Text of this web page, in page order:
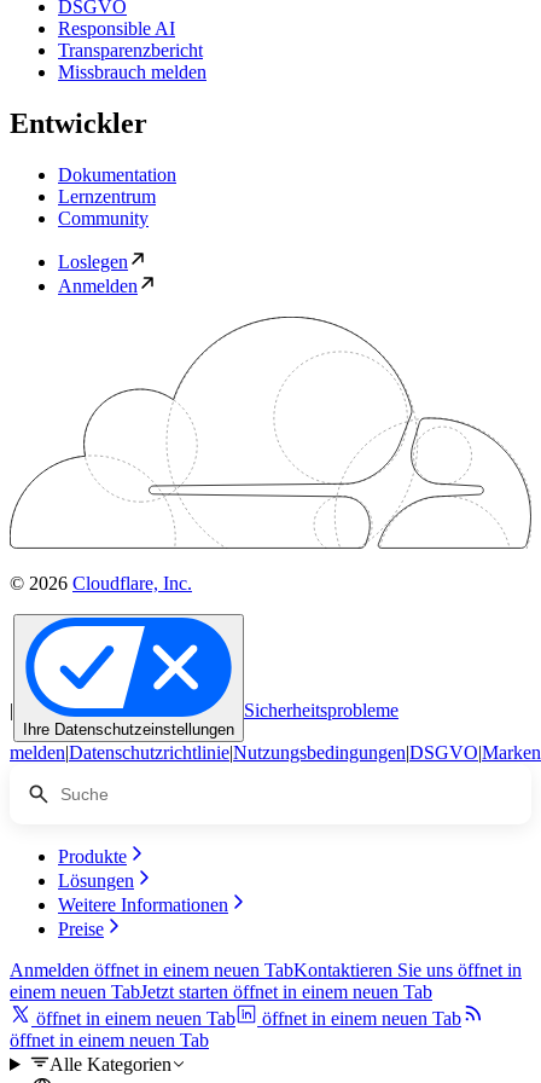
DSGVO
Responsible AI
Transparenzbericht
Missbrauch melden
Entwickler
Dokumentation
Lernzentrum
Community
Loslegen
Anmelden
© 2026 Cloudflare, Inc.
|
Ihre Datenschutzeinstellungen
Sicherheitsprobleme
melden|Datenschutzrichtlinie|Nutzungsbedingungen|DSGVO|Marken
Produkte
Lösungen
Weitere Informationen
Preise
Anmelden öffnet in einem neuen TabKontaktieren Sie uns öffnet in
einem neuen TabJetzt starten öffnet in einem neuen Tab
öffnet in einem neuen Tab
öffnet in einem neuen Tab
öffnet in einem neuen Tab
Alle Kategorien